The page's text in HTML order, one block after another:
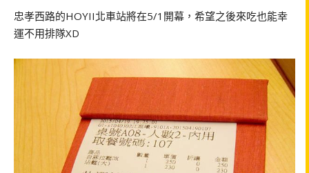
忠孝西路的HOYII北車站將在5/1開幕，希望之後來吃也能幸
運不用排隊XD